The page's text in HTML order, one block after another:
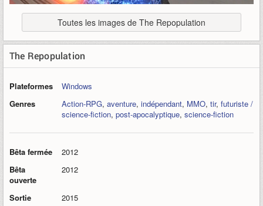
Toutes les images de The Repopulation
The Repopulation
Plateformes
Windows
Genres
Action-RPG, aventure, indépendant, MMO, tir, futuriste /
science-fiction, post-apocalyptique, science-fiction
Bêta fermée
2012
Bêta
ouverte
2012
Sortie 2015